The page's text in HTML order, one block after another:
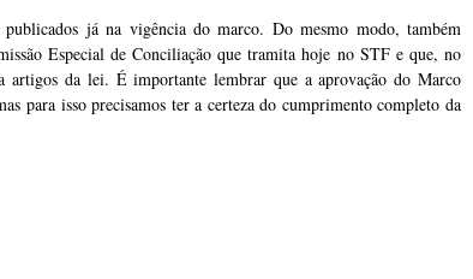
já na vigência do marco. Do mesmo modo, também
Especial de Conciliação que tramita hoje no STF e que, no
artigos da lei. É importante lembrar que a aprovação do Marco
para isso precisamos ter a certeza do cumprimento completo da